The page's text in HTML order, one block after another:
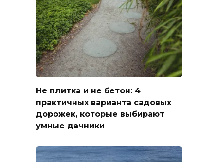
Не плитка и не бетон: 4
практичных варианта садовых
дорожек, которые выбирают
умные дачники